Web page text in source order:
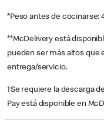
*Peso antes de cocinarse:
**McDelivery está
pueden ser más altos que
entrega/servicio.
†Se requiere la descarga
Pay está disponible en